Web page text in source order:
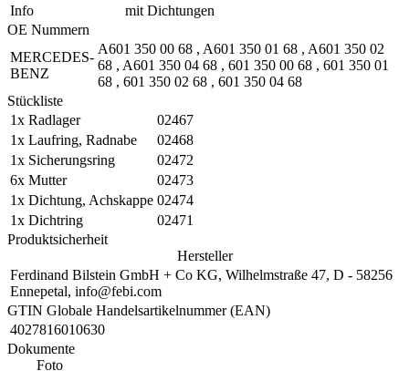
Info
mit Dichtungen
OE Nummern
MERCEDES-
BENZ
A601 350 00 68 , A601 350 01 68 , A601 350 02
68 , A601 350 04 68 , 601 350 00 68 , 601 350 01
68 , 601 350 02 68 , 601 350 04 68
Stückliste
1x Radlager
02467
1x Laufring, Radnabe
02468
1x Sicherungsring
02472
6x Mutter
02473
1x Dichtung, Achskappe 02474
1x Dichtring
02471
Produktsicherheit
Hersteller
Ferdinand Bilstein GmbH + Co KG, Wilhelmstraße 47, D - 58256
Ennepetal, info@febi.com
GTIN Globale Handelsartikelnummer (EAN)
4027816010630
Dokumente
Foto